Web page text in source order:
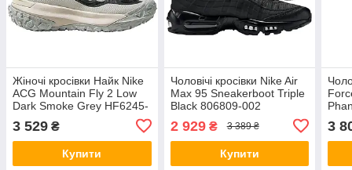
Жіночі кросівки Найк Nike
ACG Mountain Fly 2 Low
Dark Smoke Grey HF6245-
3 529 ₴
Купити
Чоловічі кросівки Nike Air
Max 95 Sneakerboot Triple
Black 806809-002
2 929₴ 3 389 ₴
Купити
3